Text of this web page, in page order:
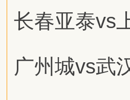
长春亚泰vs
广州城vs武